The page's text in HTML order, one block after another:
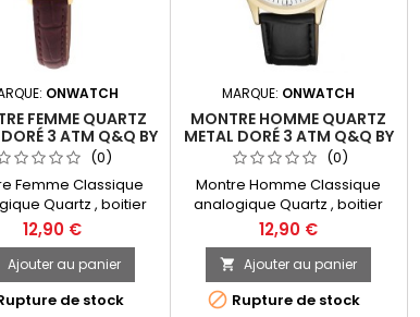
ONWATCH
FEMME QUARTZ
3 ATM Q&Q BY
C155J114
(0)
Femme Classique
Quartz , boitier
bracelet en simili
marron. Water
Q&Q Fabriquées
par Citizen
12,90 €
Ajouter au panier
de stock
MARQUE: ONWATCH
MONTRE HOMME QUARTZ
METAL DORÉ 3 ATM Q&Q BY
CITIZEN C212J104Y
(0)
Montre Homme Classique
analogique Quartz , boitier
doré avec bracelet en simili
cuir noir. Water résist.Montre
Q&Q Fabriquées par Citizen
12,90 €
 Ajouter au panier
 Rupture de stock